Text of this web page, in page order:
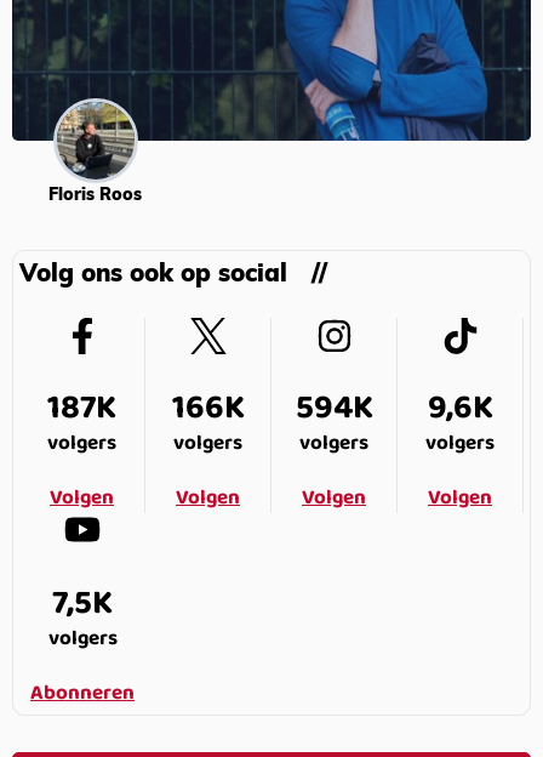
Floris Roos
Volg ons ook op social
187K
volgers
Volgen
166K
volgers
Volgen
594K
volgers
Volgen
9,6K
volgers
Volgen
7,5K
volgers
Abonneren